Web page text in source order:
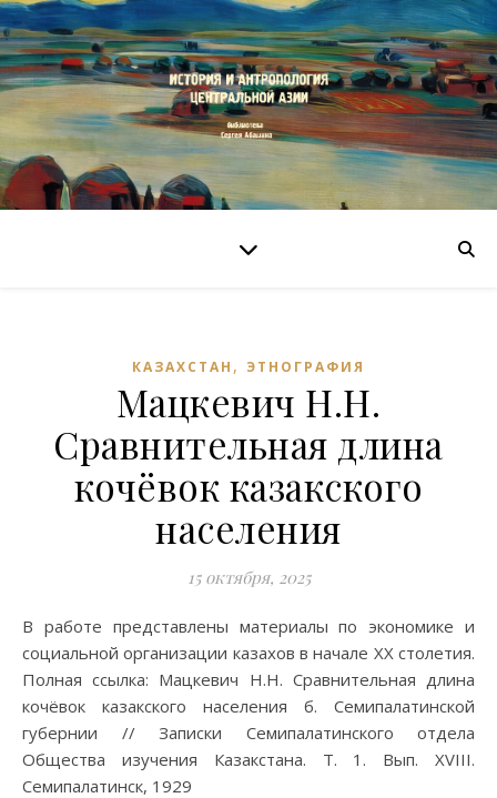
КАЗАХСТАН , ЭТНОГРАФИЯ
Мацкевич Н.Н.
Сравнительная длина
кочёвок казакского
населения
15 октября, 2025
В работе представлены материалы по экономике и
социальной организации казахов в начале XX столетия.
Полная ссылка: Мацкевич Н.Н. Сравнительная длина
кочёвок казакского населения б. Семипалатинской
губернии // Записки Семипалатинского отдела
Общества изучения Казакстана. Т. 1. Вып. XVIII.
Семипалатинск, 1929